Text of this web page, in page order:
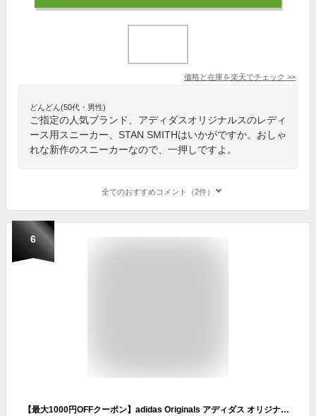
価格と在庫を楽天でチェック >>
どんどん(50代・男性)
ご指定の人気ブランド、アディダスオリジナルスのレディ
ース用スニーカー、STAN SMITHはいかがですか。おしゃ
れな新作のスニーカーなので、一押しですよ。
全てのおすすめコメント（2件）
6
【最大1000円OFFクーポン】adidas Originals アディダス オリジナルス スーパースター スニーカー レディース SUPERSTAR W ブラック 黒 FV3286